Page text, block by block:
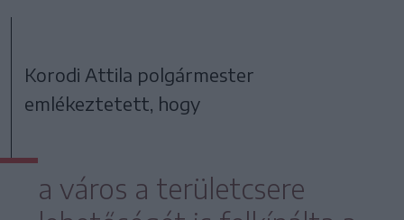
Korodi Attila polgármester
emlékeztetett, hogy
a város a területcsere